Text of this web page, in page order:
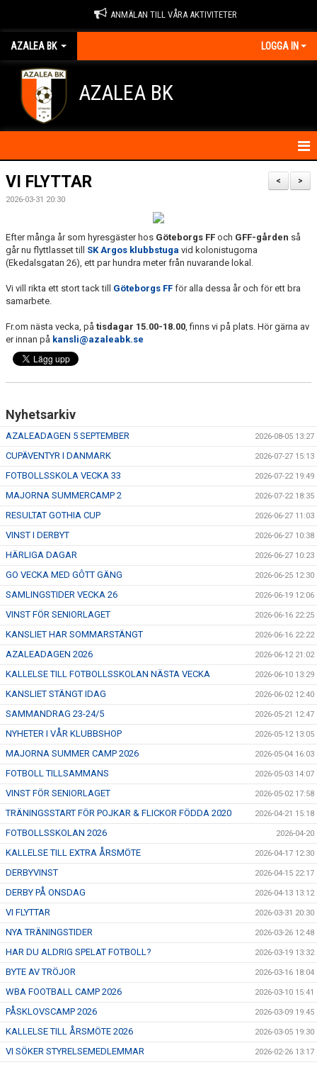
ANMÄLAN TILL VÅRA AKTIVITETER
AZALEA BK LOGGA IN
AZALEA BK
HEM
KONTAKTA OSS
OM FÖRENINGEN
BLI MEDLEM
IDROTTSSKADOR
TRÄN.TIDER
KLUBBHUS
MATCHER
RIKTLINJER
DOKUMENT
>
<
VI FLYTTAR
2026-03-31 20:30
Efter många år som hyresgäster hos Göteborgs FF och GFF-gården så
går nu flyttlasset till SK Argos klubbstuga vid kolonistugorna
(Ekedalsgatan 26), ett par hundra meter från nuvarande lokal.
Vi vill rikta ett stort tack till Göteborgs FF för alla dessa år och för ett bra
samarbete.
Fr.om nästa vecka, på tisdagar 15.00-18.00, finns vi på plats. Hör gärna av
er innan på kansli@azaleabk.se
Nyhetsarkiv
AZALEADAGEN 5 SEPTEMBER 2026-08-05 13:27
CUPÄVENTYR I DANMARK 2026-07-27 15:13
FOTBOLLSSKOLA VECKA 33 2026-07-22 19:49
MAJORNA SUMMERCAMP 2 2026-07-22 18:35
RESULTAT GOTHIA CUP 2026-06-27 11:03
VINST I DERBYT 2026-06-27 10:38
HÄRLIGA DAGAR 2026-06-27 10:23
GO VECKA MED GÔTT GÄNG 2026-06-25 12:30
SAMLINGSTIDER VECKA 26 2026-06-19 12:06
VINST FÖR SENIORLAGET 2026-06-16 22:25
KANSLIET HAR SOMMARSTÄNGT 2026-06-16 22:22
AZALEADAGEN 2026 2026-06-12 21:02
KALLELSE TILL FOTBOLLSSKOLAN NÄSTA VECKA 2026-06-10 13:29
KANSLIET STÄNGT IDAG 2026-06-02 12:40
SAMMANDRAG 23-24/5 2026-05-21 12:47
NYHETER I VÅR KLUBBSHOP 2026-05-12 13:05
MAJORNA SUMMER CAMP 2026 2026-05-04 16:03
FOTBOLL TILLSAMMANS 2026-05-03 14:07
VINST FÖR SENIORLAGET 2026-05-02 17:58
TRÄNINGSSTART FÖR POJKAR & FLICKOR FÖDDA 2020 2026-04-21 15:18
FOTBOLLSSKOLAN 2026 2026-04-20
KALLELSE TILL EXTRA ÅRSMÖTE 2026-04-17 12:30
DERBYVINST 2026-04-15 22:17
DERBY PÅ ONSDAG 2026-04-13 13:12
VI FLYTTAR 2026-03-31 20:30
NYA TRÄNINGSTIDER 2026-03-26 12:48
HAR DU ALDRIG SPELAT FOTBOLL? 2026-03-19 13:32
BYTE AV TRÖJOR 2026-03-16 18:04
WBA FOOTBALL CAMP 2026 2026-03-10 15:41
PÅSKLOVSCAMP 2026 2026-03-09 19:45
KALLELSE TILL ÅRSMÖTE 2026 2026-03-05 19:30
VI SÖKER STYRELSEMEDLEMMAR 2026-02-26 13:17